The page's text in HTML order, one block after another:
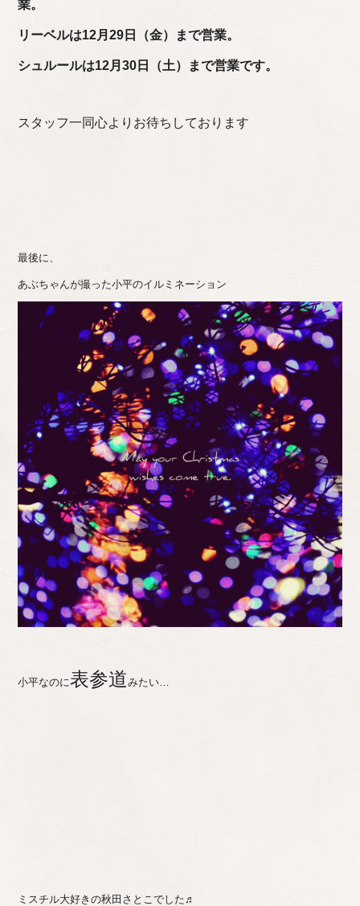
業。
リーベルは12月29日（金）まで営業。
シュルールは12月30日（土）まで営業です。
スタッフ一同心よりお待ちしております
最後に、
あぶちゃんが撮った小平のイルミネーション
小平なのに表参道みたい…
ミスチル大好きの秋田さとこでした♬